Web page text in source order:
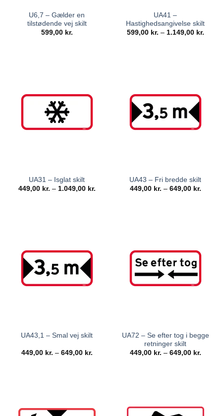
U6,7 – Gælder en
tilstødende vej skilt
599,00 kr.
UA41 –
Hastighedsangivelse skilt
599,00 kr. – 1.149,00 kr.
UA31 – Isglat skilt
449,00 kr. – 1.049,00 kr.
UA43 – Fri bredde skilt
449,00 kr. – 649,00 kr.
UA43,1 – Smal vej skilt
449,00 kr. – 649,00 kr.
UA72 – Se efter tog i begge
retninger skilt
449,00 kr. – 649,00 kr.